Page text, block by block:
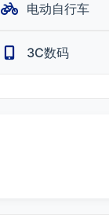
电动自行车
3C数码